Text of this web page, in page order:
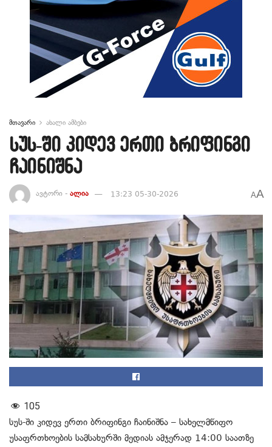
მთავარი ახალი ამბები
სუს-ში კიდევ ერთი ბრიფინგი
ჩაინიშნა
ავტორი - ალია 13:23 05-30-2026 AA
105
სუს-ში კიდევ ერთი ბრიფინგი ჩაინიშნა – სახელმწიფო
უსაფრთხოების სამსახურში მედიას ამჯერად 14:00 საათზე